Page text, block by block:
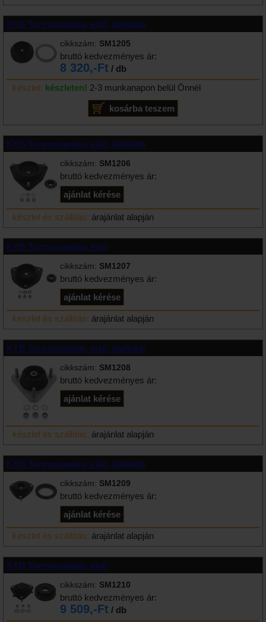
KYB Tornycsapágy, első, bal/jobb
cikkszám: SM1205
bruttó kedvezményes ár:
8 320,-Ft / db
készlet: készleten! 2-3 munkanapon belül Önnél
KYB Tornycsapágy, első, bal/jobb
cikkszám: SM1206
bruttó kedvezményes ár:
készlet és szállítás: árajánlat alapján
KYB Tornycsapágy, első
cikkszám: SM1207
bruttó kedvezményes ár:
készlet és szállítás: árajánlat alapján
KYB Tornycsapágy, első, bal/jobb
cikkszám: SM1208
bruttó kedvezményes ár:
készlet és szállítás: árajánlat alapján
KYB Tornycsapágy, első, bal/jobb
cikkszám: SM1209
bruttó kedvezményes ár:
készlet és szállítás: árajánlat alapján
KYB Tornycsapágy, első
cikkszám: SM1210
bruttó kedvezményes ár:
9 509,-Ft / db